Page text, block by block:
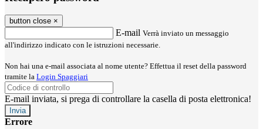
button close ×
E-mail Verrà inviato un messaggio
all'indirizzo indicato con le istruzioni necessarie.
Non hai una e-mail associata al nome utente? Effettua il reset della password
tramite la Login Spaggiari
E-mail inviata, si prega di controllare la casella di posta elettronica!
Errore